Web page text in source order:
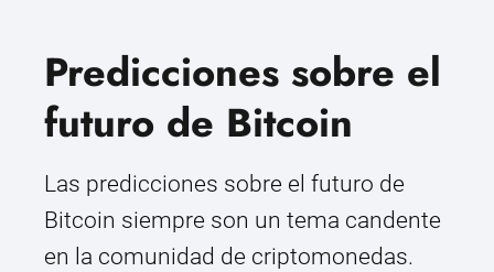
Predicciones sobre el
futuro de Bitcoin
Las predicciones sobre el futuro de
Bitcoin siempre son un tema candente
en la comunidad de criptomonedas.